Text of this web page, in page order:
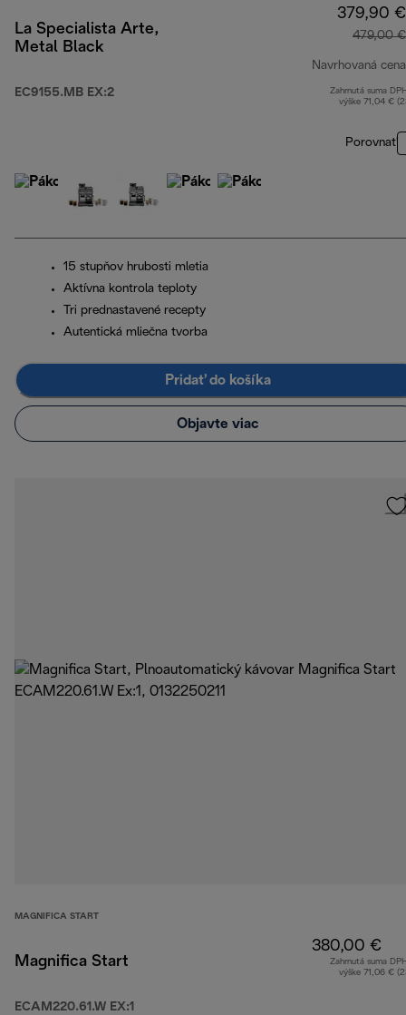
La Specialista Arte,
Metal Black
EC9155.MB EX:2
379,90 €
479,00 €
Navrhovaná cena
Zahrnutá suma
výške 71,04 €
Porovnať
15 stupňov hrubosti mletia
Aktívna kontrola teploty
Tri prednastavené recepty
Autentická mliečna tvorba
Pridať do košíka
Objavte viac
MAGNIFICA START
Magnifica Start
ECAM220.61.W EX:1
380,00 €
Zahrnutá suma
výške 71,06 €